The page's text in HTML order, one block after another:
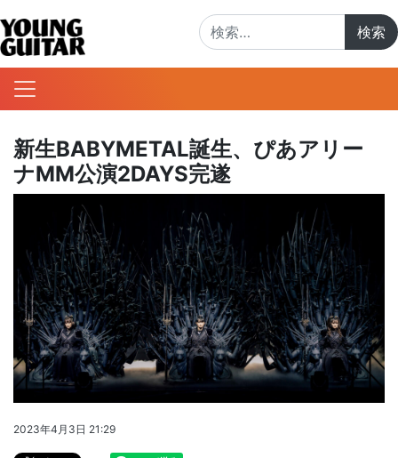
新生BABYMETAL誕生、ぴあアリー
ナMM公演2DAYS完遂
2023年4月3日 21:29